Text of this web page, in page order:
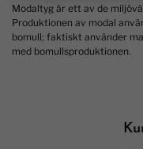
Modaltyg är ett av de
Produktionen av modal
bomull; faktiskt använder
med bomullsproduktionen.